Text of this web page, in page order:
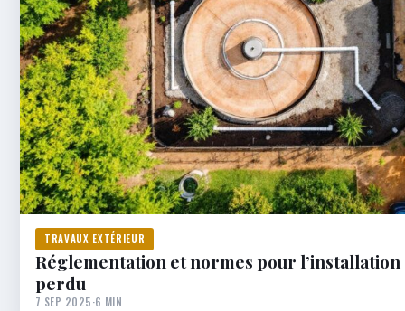
TRAVAUX EXTÉRIEUR
Réglementation et normes pour l’installation
perdu
7 SEP 2025·6 MIN